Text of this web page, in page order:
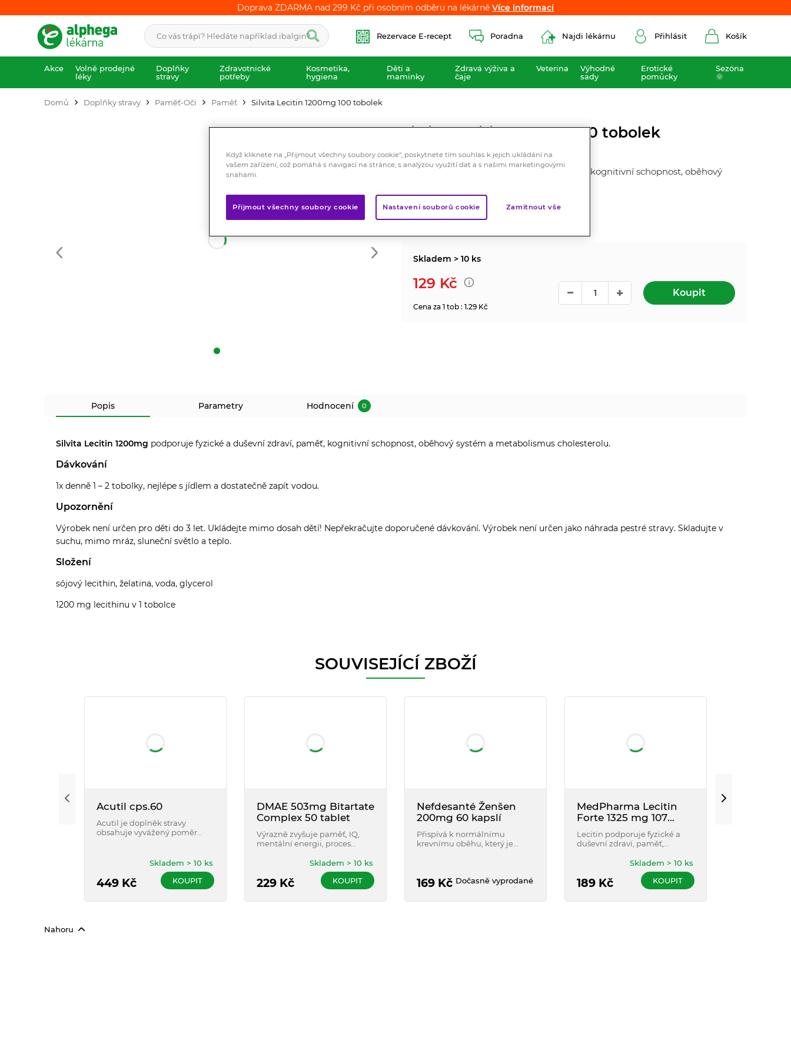
Doprava ZDARMA nad 299 Kč při osobním odběru na lékárně Více informací
Doprava ZDARMA nad 299 Kč při osobním odběru na lékárně Více informací
Rezervace E-recept Poradna Najdi lékárnu Přihlásit Košík
Akce
Volně prodejné
léky
Doplňky
stravy
Zdravotnické
potřeby
Kosmetika,
hygiena
Děti a
maminky
Zdravá výživa a
čaje
Veterina
Výhodné
sady
Erotické
pomůcky
Sezóna
🌞
Domů Doplňky stravy Paměť-Oči Paměť Silvita Lecitin 1200mg 100 tobolek
Silvita Lecitin 1200mg 100 tobolek
Doplněk stravy
Podporuje fyzické a duševní zdraví, paměť, kognitivní schopnost, oběhový
Značka:Silvita
Hodnocení
Skladem > 10 ks
129 Kč
Cena za 1 tob : 1.29 Kč
Koupit
Popis Parametry Hodnocení 0
Silvita Lecitin 1200mg podporuje fyzické a duševní zdraví, paměť, kognitivní schopnost, oběhový systém a metabolismus cholesterolu.
Dávkování
1x denně 1 – 2 tobolky, nejlépe s jídlem a dostatečně zapít vodou.
Upozornění
Výrobek není určen pro děti do 3 let. Ukládejte mimo dosah dětí! Nepřekračujte doporučené dávkování. Výrobek není určen jako náhrada pestré stravy. Skladujte v
suchu, mimo mráz, sluneční světlo a teplo.
Složení
sójový lecithin, želatina, voda, glycerol
1200 mg lecithinu v 1 tobolce
SOUVISEJÍCÍ ZBOŽÍ
Acutil cps.60
Acutil je doplněk stravy
obsahuje vyvážený poměr
449Kč
Skladem > 10 ks
KOUPIT
DMAE 503mg Bitartate
Complex 50 tablet
Výrazně zvyšuje paměť, IQ,
mentální energii, proces
působí proti stárnutí.
229Kč
Skladem > 10 ks
KOUPIT
Nefdesanté Ženšen
200mg 60 kapslí
Přispívá k normálnímu
krevnímu oběhu, který je
169Kč Dočasně vyprodané
MedPharma Lecitin
Forte 1325 mg 107
tobolek
Lecitin podporuje fyzické a
duševní zdraví, paměť,
příznivý vliv na oběhový
systém a metabolismus
cholesterolu.
189Kč
Skladem > 10 ks
KOUPIT
Nahoru
Když kliknete na „Přijmout všechny soubory cookie“, poskytnete tím souhlas k jejich ukládání na
vašem zařízení, což pomáhá s navigací na stránce, s analýzou využití dat a s našimi marketingovými
snahami.
Přijmout všechny soubory cookie Nastavení souborů cookie Zamítnout vše